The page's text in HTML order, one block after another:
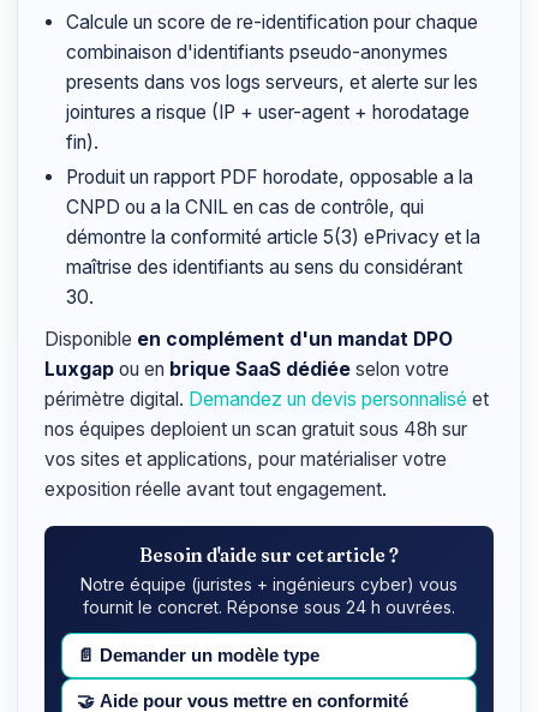
Calcule un score de re-identification pour chaque
combinaison d'identifiants pseudo-anonymes
presents dans vos logs serveurs, et alerte sur les
jointures a risque (IP + user-agent + horodatage
fin).
Produit un rapport PDF horodate, opposable a la
CNPD ou a la CNIL en cas de contrôle, qui
démontre la conformité article 5(3) ePrivacy et la
maîtrise des identifiants au sens du considérant
30.
Disponible en complément d'un mandat DPO
Luxgap ou en brique SaaS dédiée selon votre
périmètre digital. Demandez un devis personnalisé et
nos équipes deploient un scan gratuit sous 48h sur
vos sites et applications, pour matérialiser votre
exposition réelle avant tout engagement.
Besoin d'aide sur cet article ?
Notre équipe (juristes + ingénieurs cyber) vous
fournit le concret. Réponse sous 24 h ouvrées.
📄 Demander un modèle type
🤝 Aide pour vous mettre en conformité